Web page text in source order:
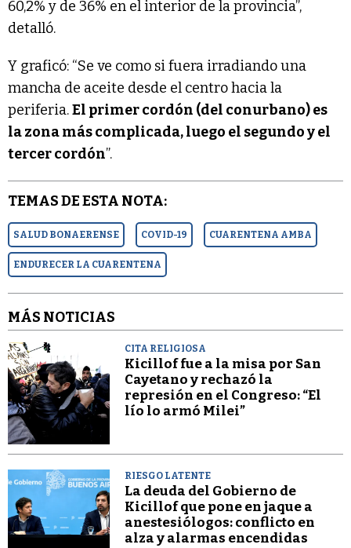
60,2% y de 36% en el interior de la provincia”,
detalló.
Y graficó: “Se ve como si fuera irradiando una
mancha de aceite desde el centro hacia la
periferia.El primer cordón (del conurbano) es
la zona más complicada, luego el segundo y el
tercer cordón”.
TEMAS DE ESTA NOTA:
SALUD BONAERENSE COVID-19 CUARENTENA AMBA
ENDURECER LA CUARENTENA
MÁS NOTICIAS
CITA RELIGIOSA
Kicillof fue a la misa por San
Cayetano y rechazó la
represión en el Congreso: “El
lío lo armó Milei”
RIESGO LATENTE
La deuda del Gobierno de
Kicillof que pone en jaque a
anestesiólogos: conflicto en
alza y alarmas encendidas